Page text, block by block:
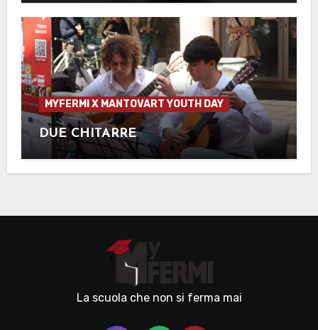
MYFERMI X MANTOVART YOUTH DAY
DUE CHITARRE
La scuola che non si ferma mai